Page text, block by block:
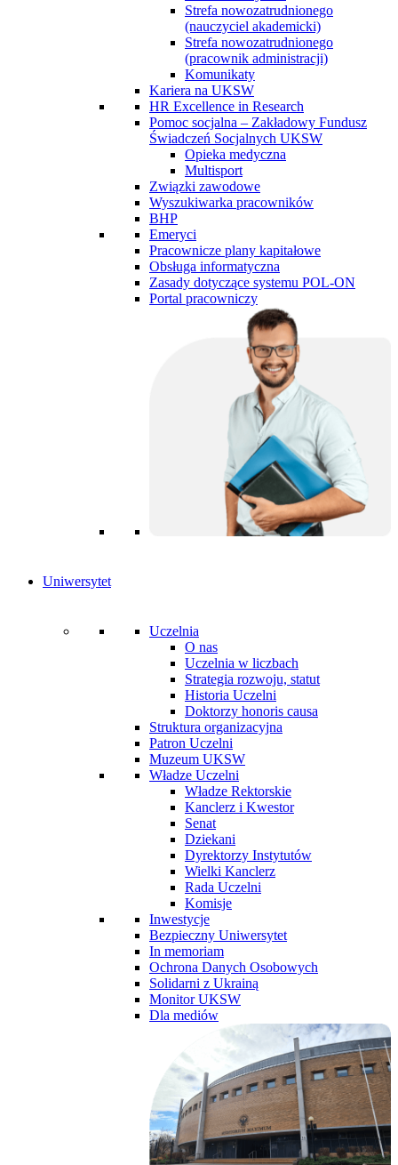
Strefa nowozatrudnionego
(nauczyciel akademicki)
Strefa nowozatrudnionego
(pracownik administracji)
Komunikaty
Kariera na UKSW
HR Excellence in Research
Pomoc socjalna – Zakładowy Fundusz
Świadczeń Socjalnych UKSW
Opieka medyczna
Multisport
Związki zawodowe
Wyszukiwarka pracowników
BHP
Emeryci
Pracownicze plany kapitałowe
Obsługa informatyczna
Zasady dotyczące systemu POL-ON
Portal pracowniczy
Uniwersytet
Uczelnia
O nas
Uczelnia w liczbach
Strategia rozwoju, statut
Historia Uczelni
Doktorzy honoris causa
Struktura organizacyjna
Patron Uczelni
Muzeum UKSW
Władze Uczelni
Władze Rektorskie
Kanclerz i Kwestor
Senat
Dziekani
Dyrektorzy Instytutów
Wielki Kanclerz
Rada Uczelni
Komisje
Inwestycje
Bezpieczny Uniwersytet
In memoriam
Ochrona Danych Osobowych
Solidarni z Ukrainą
Monitor UKSW
Dla mediów